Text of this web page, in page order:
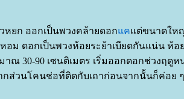
หยก ออกเป็นพวงคล้ายดอกคต่ขนาดใหญ่
อม ดอกเป็นพวงห้อยระย้าเบียดกันแน่น ห้อ
ณ 30-90 เซนติเมตร เริ่มออกดอกช่วงฤดูห
กส่วนโคนช่อที่ติดกับเถาก่อนจากนั้นก็ค่อย